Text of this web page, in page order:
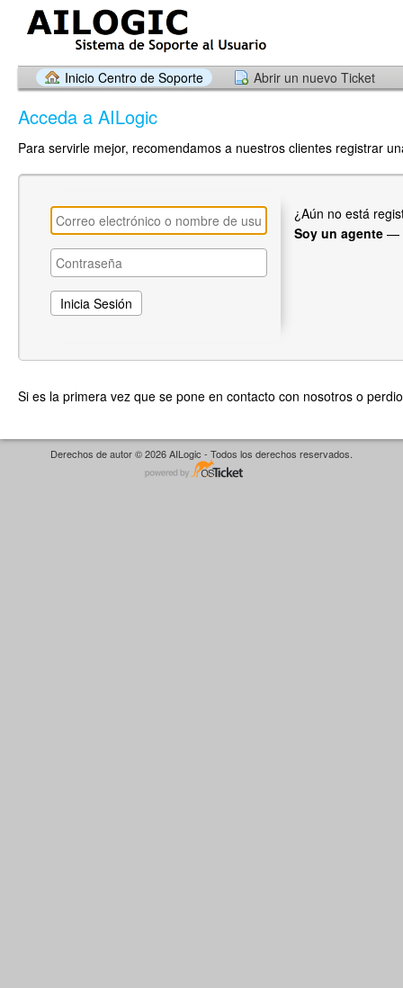
Inicio Centro de Soporte Abrir un nuevo Ticket
Acceda a AILogic
Para servirle mejor, recomendamos a nuestros clientes registrar
¿Aún no está
Soy un agente —
Si es la primera vez que se pone en contacto con nosotros o
Derechos de autor © 2026 AILogic - Todos los derechos reservados.